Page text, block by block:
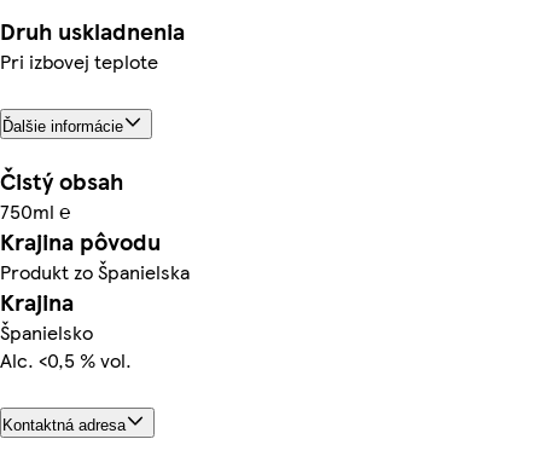
Druh uskladnenia
Pri izbovej teplote
Ďalšie informácie
Čistý obsah
750ml ℮
Krajina pôvodu
Produkt zo Španielska
Krajina
Španielsko
Alc. <0,5 % vol.
Kontaktná adresa